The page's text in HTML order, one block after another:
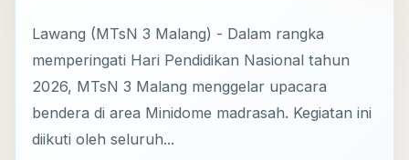
Lawang (MTsN 3 Malang) - Dalam rangka
memperingati Hari Pendidikan Nasional tahun
2026, MTsN 3 Malang menggelar upacara
bendera di area Minidome madrasah. Kegiatan ini
diikuti oleh seluruh...